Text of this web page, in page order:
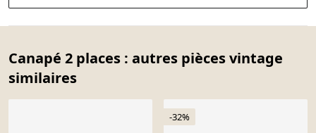
Canapé 2 places : autres pièces vintage
similaires
-32%